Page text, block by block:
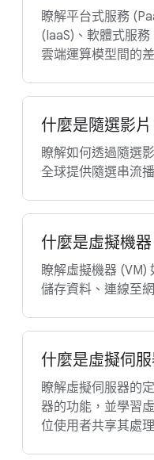
瞭解平台式服務
(IaaS)、軟體式服
雲端運算模型間的
什麼是隨選影
瞭解如何透過隨選
全球提供隨選串流
什麼是虛擬機器
瞭解虛擬機器 (VM)
儲存資料、連線至
什麼是虛擬伺服
瞭解虛擬伺服器的
器的功能，並學習
位使用者共享其處